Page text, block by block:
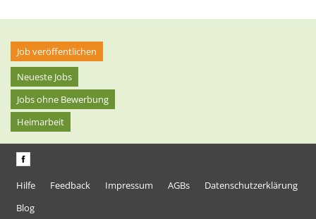
Job veröffentlichen
Neueste Jobs
Jobs ohne Bewerbung
Heimarbeit
Hilfe Feedback Impressum AGBs
Datenschutzerklärung
Blog